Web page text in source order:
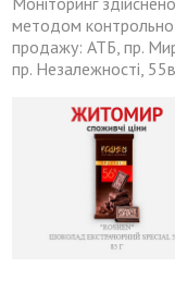
методом
продажу: АТБ, пр.
пр. Незалежності,